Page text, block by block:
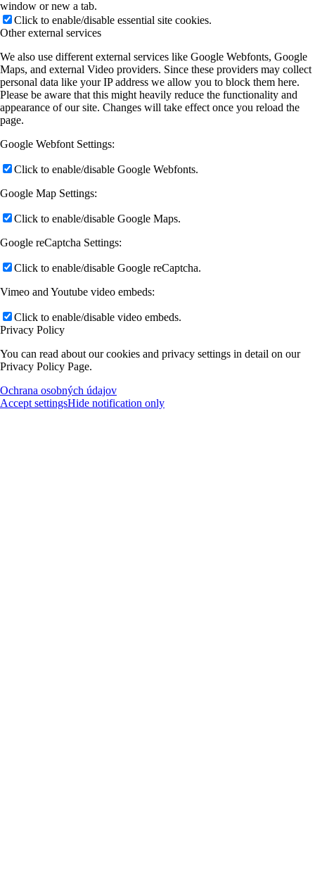
window or new a tab.
Click to enable/disable essential site cookies.
Other external services
We also use different external services like Google Webfonts, Google
Maps, and external Video providers. Since these providers may collect
personal data like your IP address we allow you to block them here.
Please be aware that this might heavily reduce the functionality and
appearance of our site. Changes will take effect once you reload the
page.
Google Webfont Settings:
Click to enable/disable Google Webfonts.
Google Map Settings:
Click to enable/disable Google Maps.
Google reCaptcha Settings:
Click to enable/disable Google reCaptcha.
Vimeo and Youtube video embeds:
Click to enable/disable video embeds.
Privacy Policy
You can read about our cookies and privacy settings in detail on our
Privacy Policy Page.
Ochrana osobných údajov
Accept settingsHide notification only